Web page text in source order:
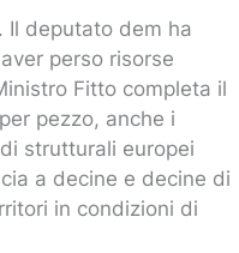
Il deputato dem ha
perso risorse
Fitto completa il
pezzo, anche i
strutturali europei
a decine e decine di
in condizioni di